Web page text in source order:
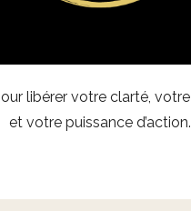
libérer votre clarté,
et votre puissance d’action.